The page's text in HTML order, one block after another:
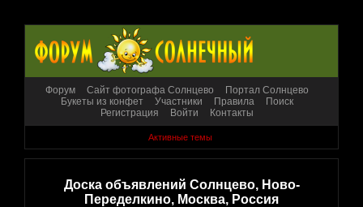
Форум Сайт фотографа Солнцево
Портал Солнцево
Букеты из конфет
Участники Правила
Поиск
Регистрация
Войти Контакты
Активные темы
Доска объявлений Солнцево, Ново-
Переделкино, Москва, Россия